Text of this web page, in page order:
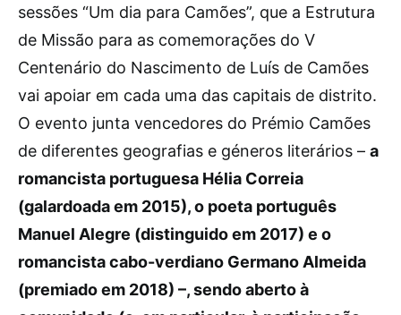
sessões “Um dia para Camões”, que a Estrutura
de Missão para as comemorações do V
Centenário do Nascimento de Luís de Camões
vai apoiar em cada uma das capitais de distrito.
O evento junta vencedores do Prémio Camões
de diferentes geografias e géneros literários – a
romancista portuguesa Hélia Correia
(galardoada em 2015), o poeta português
Manuel Alegre (distinguido em 2017) e o
romancista cabo-verdiano Germano Almeida
(premiado em 2018) –, sendo aberto à